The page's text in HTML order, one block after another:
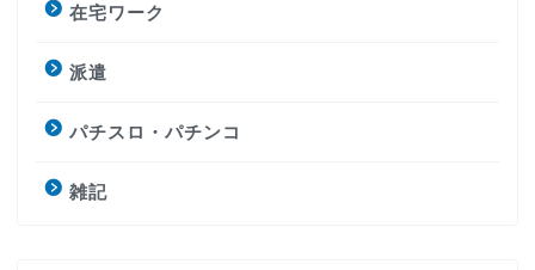
在宅ワーク
派遣
パチスロ・パチンコ
雑記